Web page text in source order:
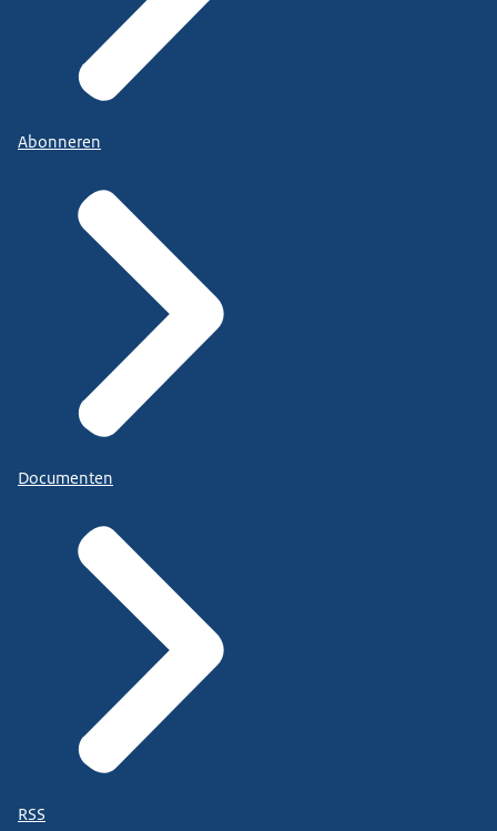
Abonneren
Documenten
RSS